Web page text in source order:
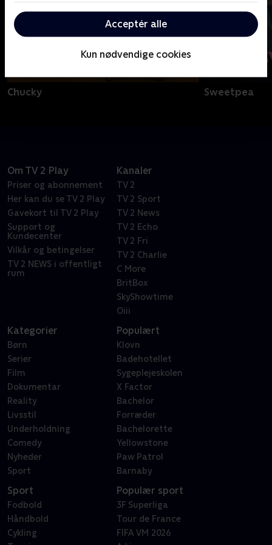
Acceptér alle
Kun nødvendige cookies
Chucky Sweetpea
Om TV 2 Play
Priser og abonnement
Her kan du se TV 2 Play
Gavekort til TV 2 Play
Support og
Kundecenter
Vilkår og betingelser
TV 2 NEWS i offentligt
rum
Kanaler
TV 2
TV 2 Sport
TV 2 News
TV 2 Echo
TV 2 Fri
TV 2 Charlie
C More
BritBox
SkyShowtime
Oiii
Kategorier
Børn
Serier
Film
Dokumentar
Reality
Livsstil
Underholdning
Comedy
Nyheder
Sport
Populært
Klovn
Badehotellet
Sygeplejeskolen
X Factor
Bachelor
Forræder
Bachelorette
Yellowstone
Paw Patrol
Barnaby
Sport
Fodbold
Håndbold
Cykling
Populær sport
3F Superliga
Tour de France
FIFA VM 2026